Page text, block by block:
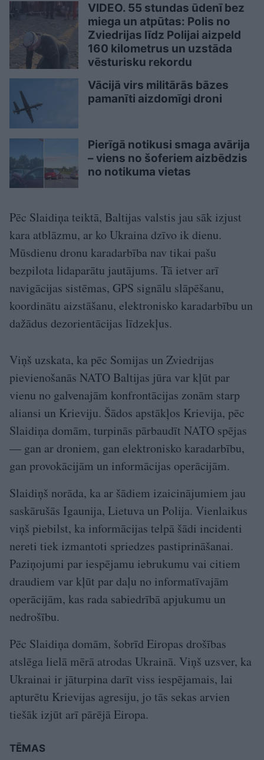
VIDEO. 55 stundas ūdenī bez
miega un atpūtas: Polis no
Zviedrijas līdz Polijai aizpeld
160 kilometrus un uzstāda
vēsturisku rekordu
Vācijā virs militārās bāzes
pamanīti aizdomīgi droni
Pierīgā notikusi smaga avārija
– viens no šoferiem aizbēdzis
no notikuma vietas
Pēc Slaidiņa teiktā, Baltijas valstis jau sāk izjust
kara atblāzmu, ar ko Ukraina dzīvo ik dienu.
Mūsdienu dronu karadarbība nav tikai pašu
bezpilota lidaparātu jautājums. Tā ietver arī
navigācijas sistēmas, GPS signālu slāpēšanu,
koordinātu aizstāšanu, elektronisko karadarbību un
dažādus dezorientācijas līdzekļus.
Viņš uzskata, ka pēc Somijas un Zviedrijas
pievienošanās NATO Baltijas jūra var kļūt par
vienu no galvenajām konfrontācijas zonām starp
aliansi un Krieviju. Šādos apstākļos Krievija, pēc
Slaidiņa domām, turpinās pārbaudīt NATO spējas
— gan ar droniem, gan elektronisko karadarbību,
gan provokācijām un informācijas operācijām.
Slaidiņš norāda, ka ar šādiem izaicinājumiem jau
saskārušās Igaunija, Lietuva un Polija. Vienlaikus
viņš piebilst, ka informācijas telpā šādi incidenti
nereti tiek izmantoti spriedzes pastiprināšanai.
Paziņojumi par iespējamu iebrukumu vai citiem
draudiem var kļūt par daļu no informatīvajām
operācijām, kas rada sabiedrībā apjukumu un
nedrošību.
Pēc Slaidiņa domām, šobrīd Eiropas drošības
atslēga lielā mērā atrodas Ukrainā. Viņš uzsver, ka
Ukrainai ir jāturpina darīt viss iespējamais, lai
apturētu Krievijas agresiju, jo tās sekas arvien
tiešāk izjūt arī pārējā Eiropa.
TĒMAS